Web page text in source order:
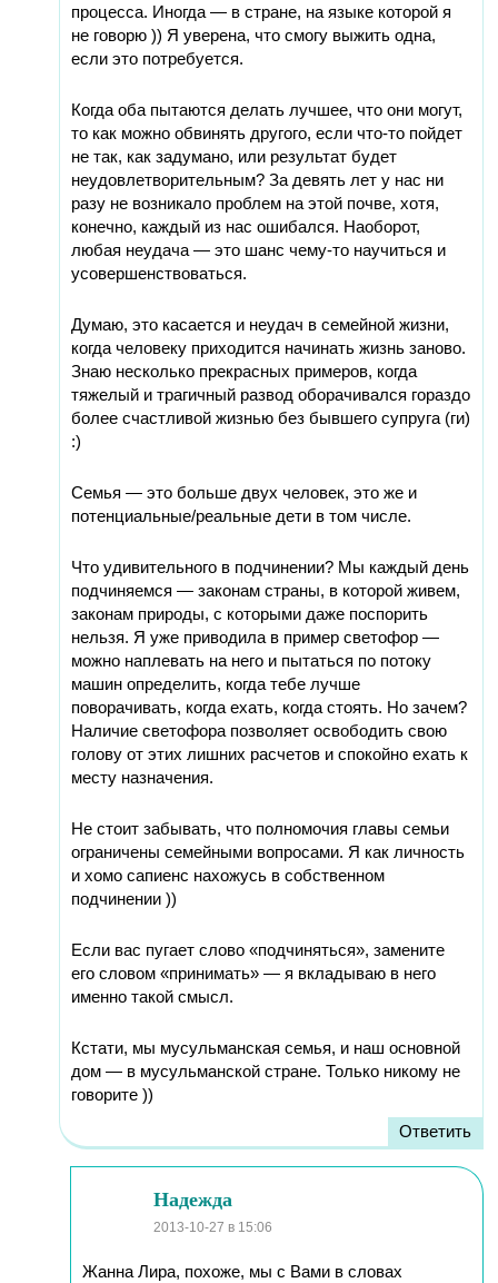
процесса. Иногда — в стране, на языке которой я
не говорю )) Я уверена, что смогу выжить одна,
если это потребуется.
Когда оба пытаются делать лучшее, что они могут,
то как можно обвинять другого, если что-то пойдет
не так, как задумано, или результат будет
неудовлетворительным? За девять лет у нас ни
разу не возникало проблем на этой почве, хотя,
конечно, каждый из нас ошибался. Наоборот,
любая неудача — это шанс чему-то научиться и
усовершенствоваться.
Думаю, это касается и неудач в семейной жизни,
когда человеку приходится начинать жизнь заново.
Знаю несколько прекрасных примеров, когда
тяжелый и трагичный развод оборачивался гораздо
более счастливой жизнью без бывшего супруга (ги)
:)
Семья — это больше двух человек, это же и
потенциальные/реальные дети в том числе.
Что удивительного в подчинении? Мы каждый день
подчиняемся — законам страны, в которой живем,
законам природы, с которыми даже поспорить
нельзя. Я уже приводила в пример светофор —
можно наплевать на него и пытаться по потоку
машин определить, когда тебе лучше
поворачивать, когда ехать, когда стоять. Но зачем?
Наличие светофора позволяет освободить свою
голову от этих лишних расчетов и спокойно ехать к
месту назначения.
Не стоит забывать, что полномочия главы семьи
ограничены семейными вопросами. Я как личность
и хомо сапиенс нахожусь в собственном
подчинении ))
Если вас пугает слово «подчиняться», замените
его словом «принимать» — я вкладываю в него
именно такой смысл.
Кстати, мы мусульманская семья, и наш основной
дом — в мусульманской стране. Только никому не
говорите ))
Ответить
Надежда
2013-10-27 в 15:06
Жанна Лира, похоже, мы с Вами в словах